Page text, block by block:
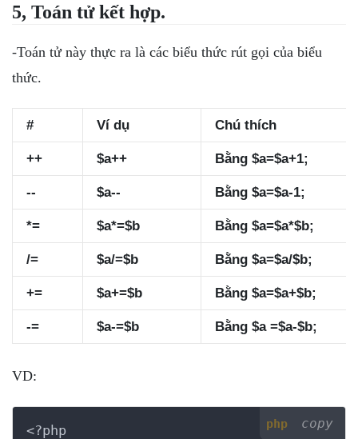
5, Toán tử kết hợp.
-Toán tử này thực ra là các biểu thức rút gọi của biểu
thức.
# Ví dụ Chú thích
++ $a++ Bằng $a=$a+1;
-- $a-- Bằng $a=$a-1;
*= $a*=$b Bằng $a=$a*$b;
/= $a/=$b Bằng $a=$a/$b;
+= $a+=$b Bằng $a=$a+$b;
-= $a-=$b Bằng $a =$a-$b;
VD:
php copy
<?php